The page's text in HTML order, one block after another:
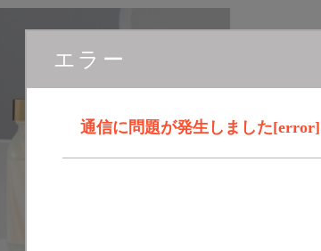
エラー
通信に問題が発生しました[error]